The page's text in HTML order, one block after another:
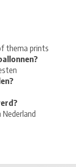
thema prints